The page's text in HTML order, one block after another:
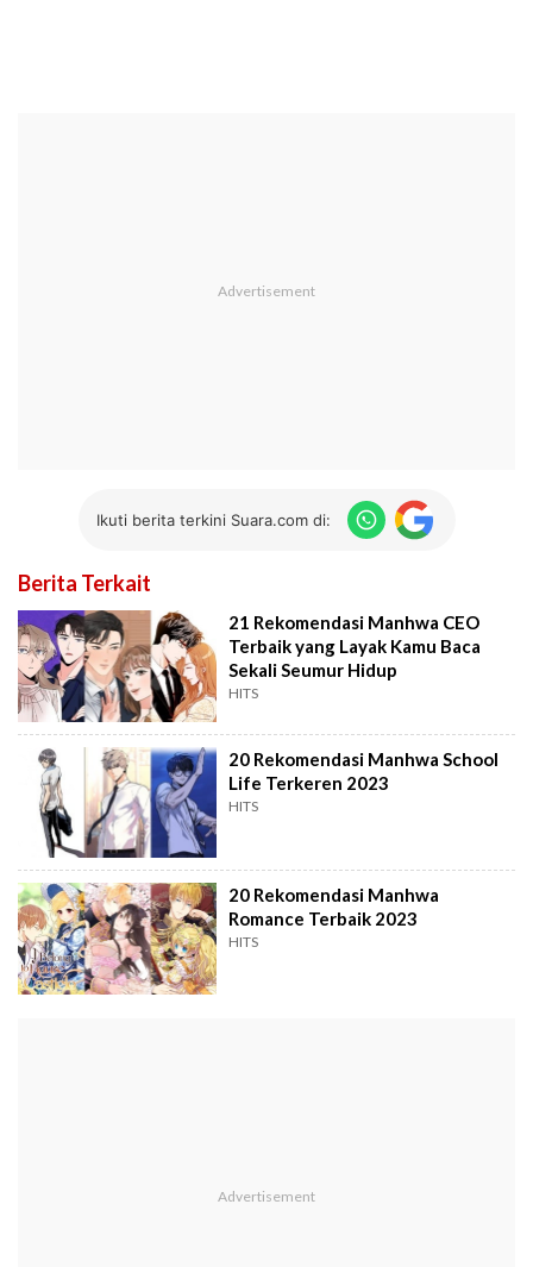
Ikuti berita terkini Suara.com di:
Berita Terkait
21 Rekomendasi Manhwa CEO
Terbaik yang Layak Kamu Baca
Sekali Seumur Hidup
HITS
20 Rekomendasi Manhwa School
Life Terkeren 2023
HITS
20 Rekomendasi Manhwa
Romance Terbaik 2023
HITS